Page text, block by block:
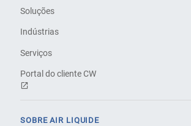
Soluções
Indústrias
Serviços
Portal do cliente CW
SOBRE AIR LIQUIDE